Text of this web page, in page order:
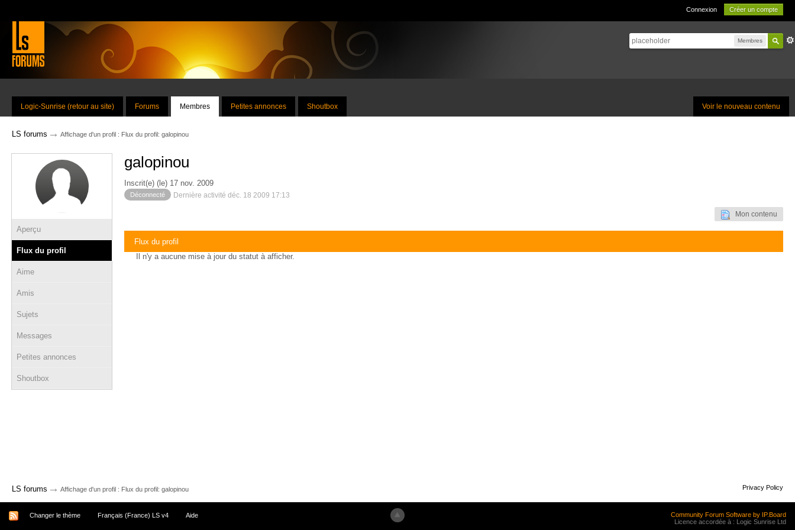
Connexion Créer un compte
Membres
Voir le nouveau contenu
Logic-Sunrise (retour au site) Forums Membres Petites annonces Shoutbox
LS forums → Affichage d'un profil : Flux du profil: galopinou
Aperçu
Flux du profil
Aime
Amis
Sujets
Messages
Petites annonces
Shoutbox
galopinou
Inscrit(e) (le) 17 nov. 2009
Déconnecté Dernière activité déc. 18 2009 17:13
Mon contenu
Flux du profil
Il n'y a aucune mise à jour du statut à afficher.
LS forums → Affichage d'un profil : Flux du profil: galopinou Privacy Policy
Changer le thème Français (France) LS v4 Aide
Community Forum Software by IP.Board
Licence accordée à : Logic Sunrise Ltd